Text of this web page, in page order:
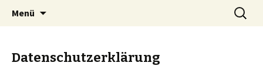
Markus Nicolay online
Menü
Suchen
nach:
Datenschutzerklärung